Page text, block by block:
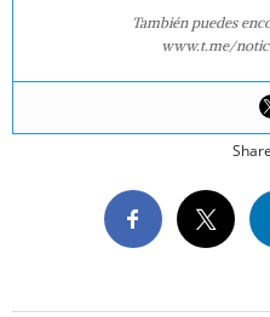
También puedes
www.t.me/